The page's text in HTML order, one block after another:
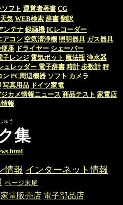
フト 運営者著書 CG
天気 WEB検索 辞書 翻訳
ンテナ 録画機 ICレコーダー
アコン 空気清浄機 照明器具 ガス器具
座 ドライヤー シェーバー
子レンジ 電気ポット 魔法瓶 浄水器
ュレッダー 電子辞書 時計 歩数計 秤
ン PC周辺機器 ソフト カメラ
写真用品 ドイツ家電
カメ情報ニュース 商品テスト 家電店
報
ゅう
集
情報 インターネット情報
ページ末尾
家電販売店 電子部品店